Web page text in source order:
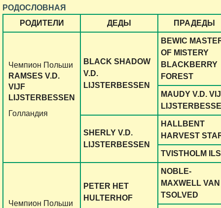
РОДОСЛОВНАЯ
РОДИТЕЛИ
ДЕДЫ ПРАДЕДЫ
Чемпион Польши
RAMSES V.D.
VIJF
LIJSTERBESSEN
Голландия
BLACK SHADOW
V.D.
LIJSTERBESSEN
BEWIC
OF MISTERY
BLACKBERRY
FOREST
MAUDY V.D.
SHERLY V.D.
LIJSTERBESSEN
HALLBENT
HARVEST
TVISTHOLM
Чемпион Польши
PETER HET
HULTERHOF
NOBLE-
MAXWELL VAN
TSOLVED